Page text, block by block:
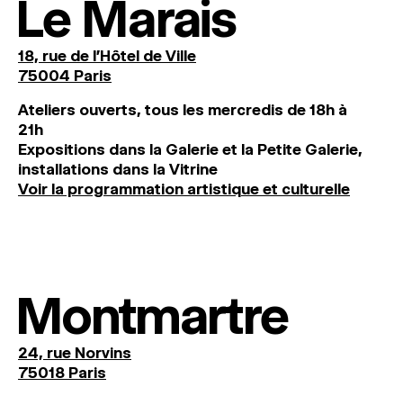
Le Marais
18, rue de l'Hôtel de Ville
75004 Paris
Ateliers ouverts, tous les mercredis de 18h à
21h
Expositions dans la Galerie et la Petite Galerie,
installations dans la Vitrine
Voir la programmation artistique et culturelle
Montmartre
24, rue Norvins
75018 Paris